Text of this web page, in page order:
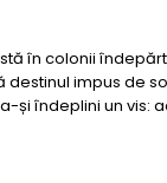
în colonii
impus
îndeplini un vis: